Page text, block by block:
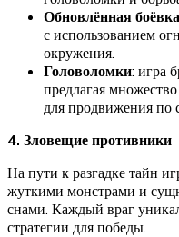
Обновлённая боёвка
с использованием
окружения.
Головоломки: игра
предлагая
для продвижения по
4. Зловещие противники
На пути к разгадке тайн
жуткими монстрами и
снами. Каждый враг
стратегии для победы.